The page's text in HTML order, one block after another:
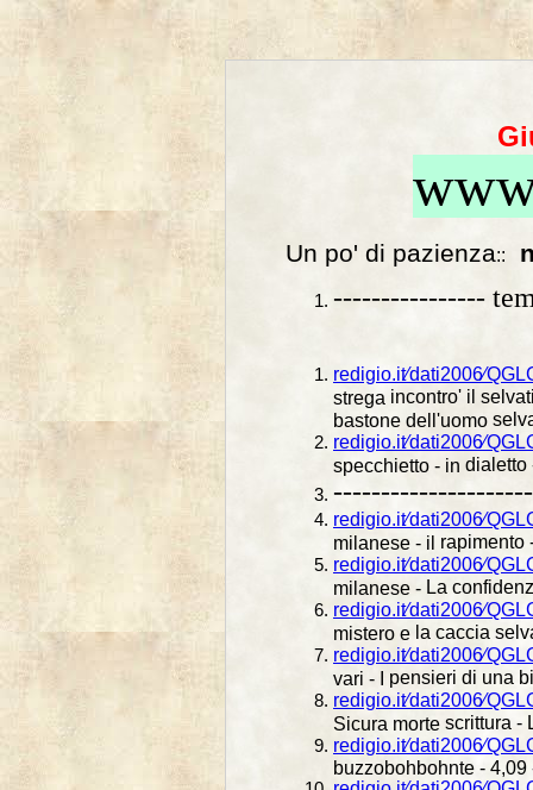
Un po' di pazienza::
----------------
strega incontro' il
bastone dell'uomo
specchietto - in dialetto
---------------------
milanese - il rapimento
milanese - La
mistero e la caccia
vari - I pensieri di una
Sicura morte scrittura -
buzzobohbohnte - 4,09